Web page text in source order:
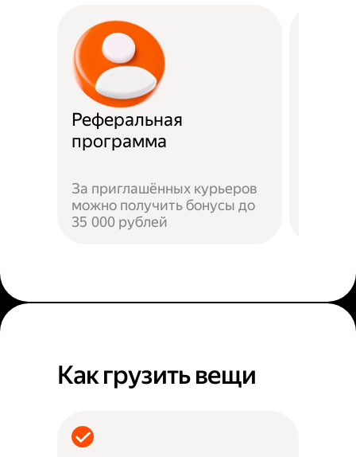
Реферальная
программа
За приглашённых курьеров
можно получить бонусы до
35 000 рублей
Как грузить вещи